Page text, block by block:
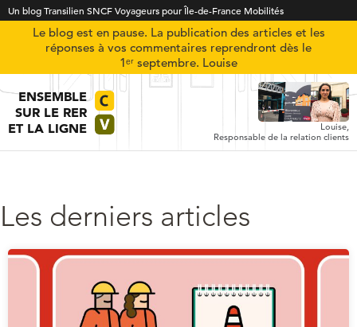
Un blog Transilien SNCF Voyageurs pour Île-de-France Mobilités
Le blog est en pause. La publication des articles et les
réponses à vos commentaires reprendront dès le
1ᵉʳ septembre. Louise
ENSEMBLE
SUR LE RER
ET LA LIGNE
Louise,
Responsable de la relation clients
Les derniers articles